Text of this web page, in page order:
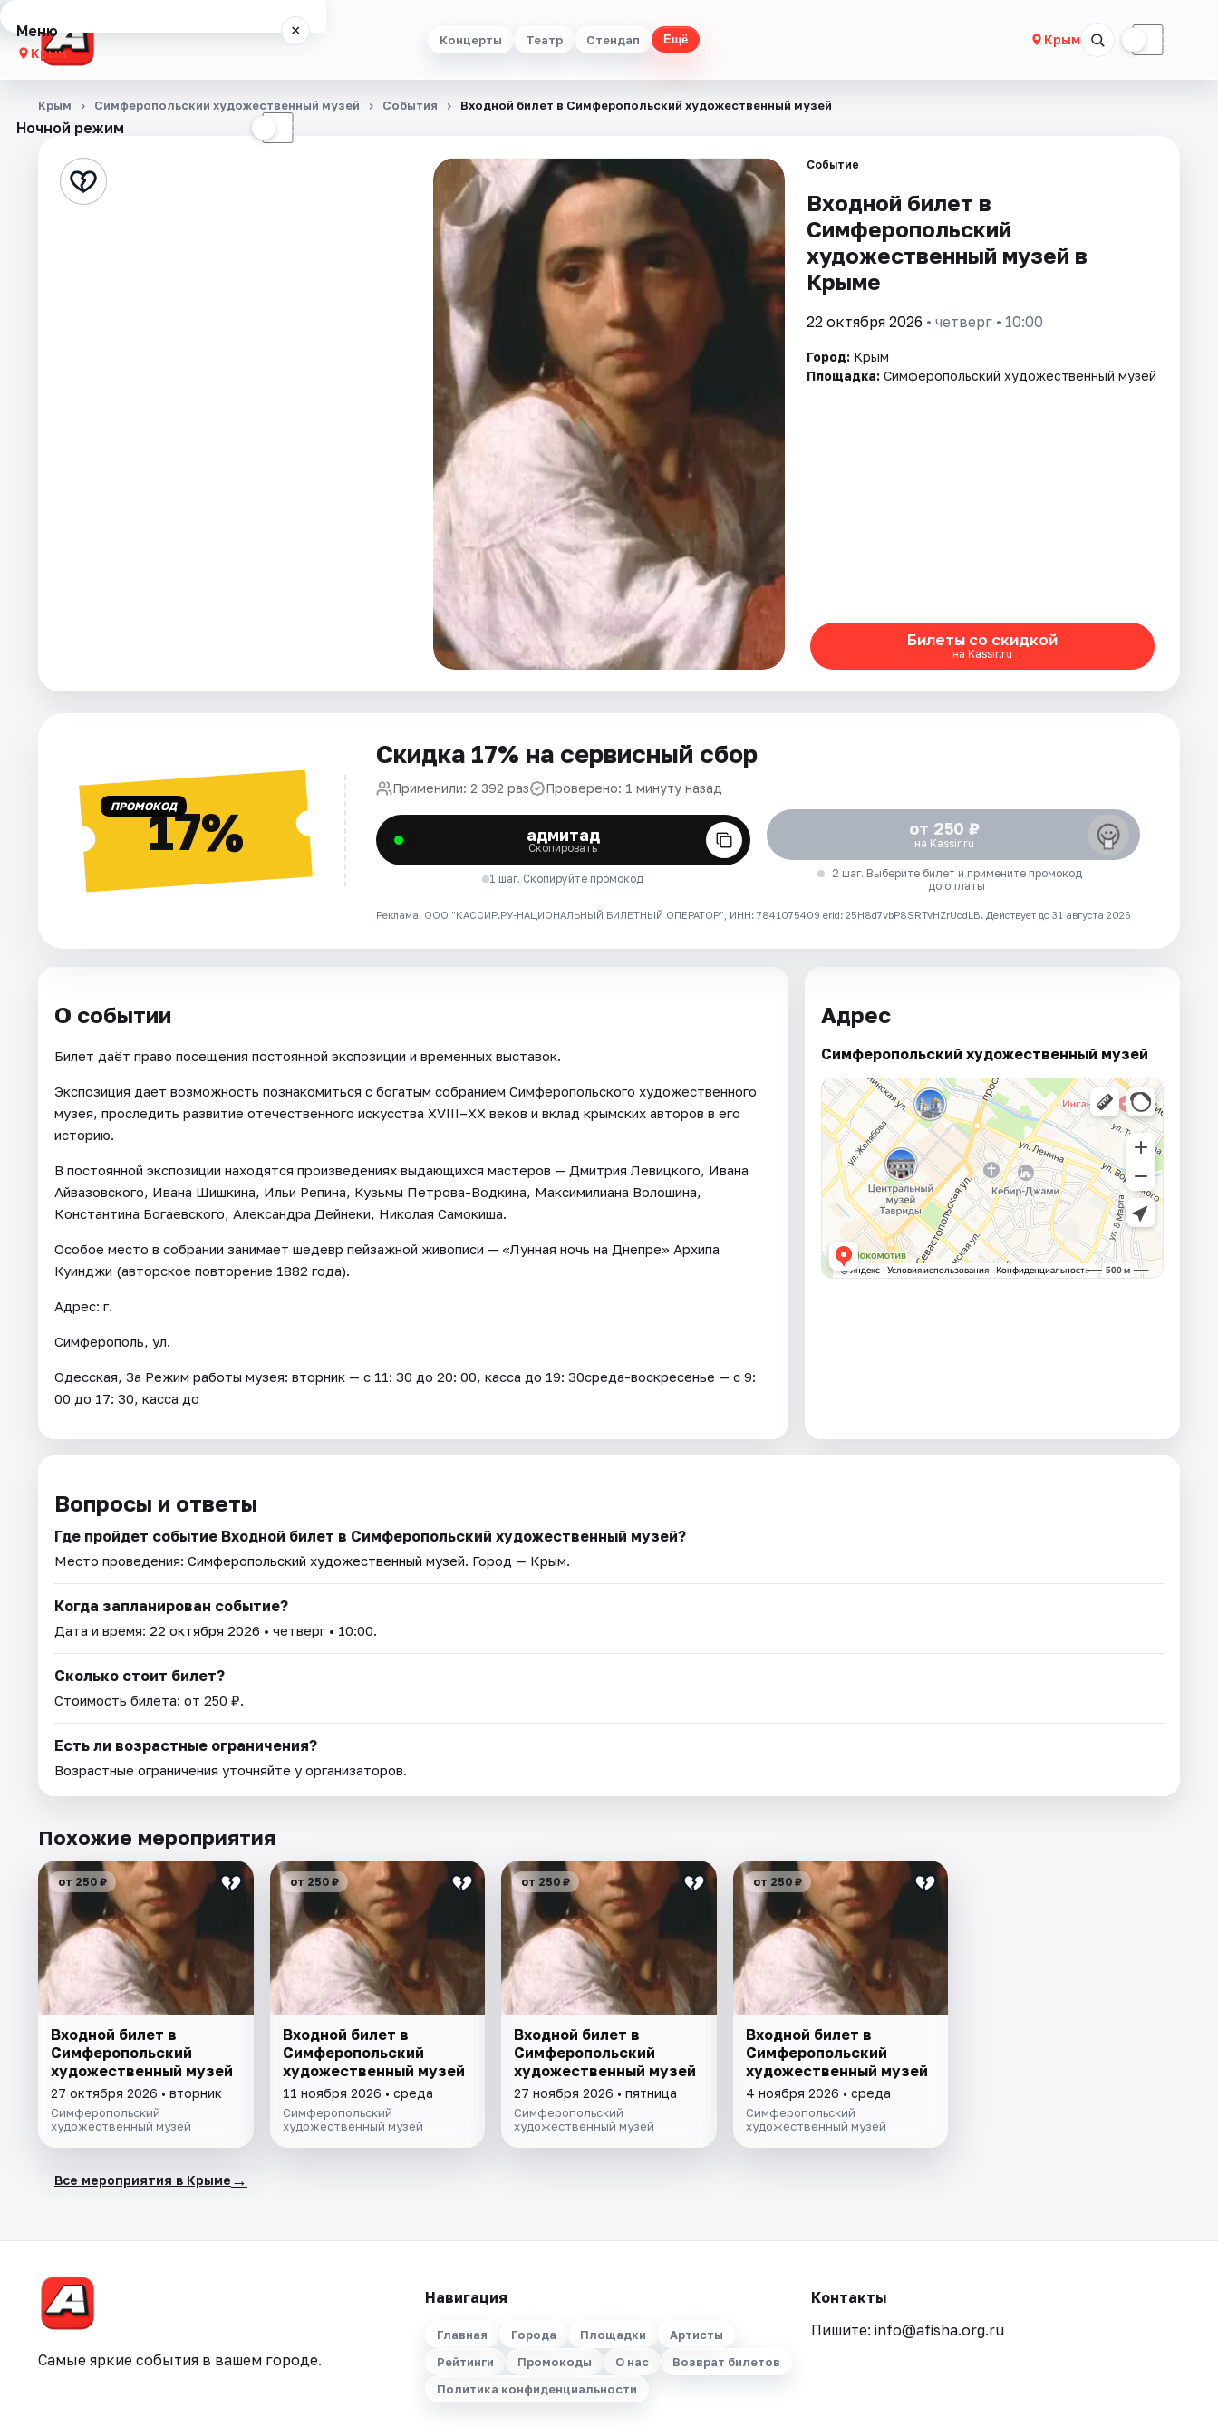
Концерты Театр Стендап Ещё Крым ☾
Меню ×
Крым
Концерты
Стендап
Ночной режим ☾
Крым Симферопольский художественный музей События Входной билет в Симферопольский художественный музей
Событие
Входной билет в
Симферопольский
художественный музей в
Крыме
22 октября 2026 • четверг • 10:00
Город: Крым
Площадка: Симферопольский художественный музей
Билеты со скидкой
на Kassir.ru
ПРОМОКОД17%
Скидка 17% на сервисный сбор
Применили: 2 392 раз Проверено: 1 минуту назад
адмитад
Скопировать
1 шаг. Скопируйте промокод
от 250 ₽
на Kassir.ru
2 шаг. Выберите билет и примените промокод
до оплаты
Реклама. ООО "КАССИР.РУ-НАЦИОНАЛЬНЫЙ БИЛЕТНЫЙ ОПЕРАТОР", ИНН: 7841075409 erid: 25H8d7vbP8SRTvHZrUcdLB. Действует до 31 августа 2026
О событии
Билет даёт право посещения постоянной экспозиции и временных выставок.
Экспозиция дает возможность познакомиться с богатым собранием Симферопольского художественного
музея, проследить развитие отечественного искусства XVIII–ХХ веков и вклад крымских авторов в его
историю.
В постоянной экспозиции находятся произведениях выдающихся мастеров — Дмитрия Левицкого, Ивана
Айвазовского, Ивана Шишкина, Ильи Репина, Кузьмы Петрова-Водкина, Максимилиана Волошина,
Константина Богаевского, Александра Дейнеки, Николая Самокиша.
Особое место в собрании занимает шедевр пейзажной живописи — «Лунная ночь на Днепре» Архипа
Куинджи (авторское повторение 1882 года).
Адрес: г.
Симферополь, ул.
Одесская, 3а Режим работы музея: вторник — с 11: 30 до 20: 00, касса до 19: 30среда-воскресенье — с 9:
00 до 17: 30, касса до
Адрес
Симферопольский художественный музей
Вопросы и ответы
Где пройдет событие Входной билет в Симферопольский художественный музей?
Место проведения: Симферопольский художественный музей. Город — Крым.
Когда запланирован событие?
Дата и время: 22 октября 2026 • четверг • 10:00.
Сколько стоит билет?
Стоимость билета: от 250 ₽.
Есть ли возрастные ограничения?
Возрастные ограничения уточняйте у организаторов.
Похожие мероприятия
от 250 ₽
Входной билет в
Симферопольский
художественный музей
27 октября 2026 • вторник
Симферопольский
художественный музей
от 250 ₽
Входной билет в
Симферопольский
художественный музей
11 ноября 2026 • среда
Симферопольский
художественный музей
от 250 ₽
Входной билет в
Симферопольский
художественный музей
27 ноября 2026 • пятница
Симферопольский
художественный музей
от 250 ₽
Входной билет в
Симферопольский
художественный музей
4 ноября 2026 • среда
Симферопольский
художественный музей
Все мероприятия в Крыме →
Самые яркие события в вашем городе.
Навигация
Главная Города Площадки
Артисты
Рейтинги
Промокоды О нас
Возврат билетов
Политика конфиденциальности
Контакты
Пишите: info@afisha.org.ru